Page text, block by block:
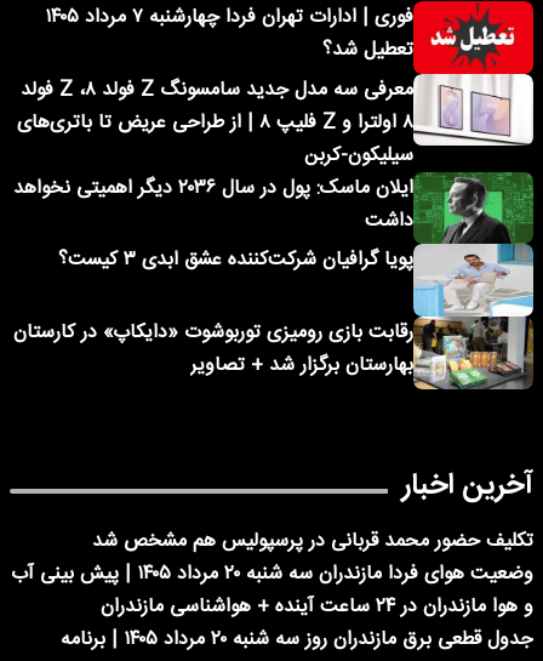
فوری | ادارات تهران فردا چهارشنبه ۷ مرداد ۱۴۰۵
تعطیل شد؟
معرفی سه مدل جدید سامسونگ Z فولد ۸، Z فولد
۸ اولترا و Z فلیپ ۸ | از طراحی عریض تا باتری‌های
سیلیکون-کربن
ایلان ماسک: پول در سال ۲۰۳۶ دیگر اهمیتی نخواهد
داشت
پویا گرافیان شرکت‌کننده عشق ابدی ۳ کیست؟
رقابت بازی رومیزی توربوشوت «دایکاپ» در کارستان
بهارستان برگزار شد + تصاویر
آخرین اخبار
تکلیف حضور محمد قربانی در پرسپولیس هم مشخص شد
وضعیت هوای فردا مازندران سه شنبه ۲۰ مرداد ۱۴۰۵ | پیش بینی آب
و هوا مازندران در ۲۴ ساعت آینده + هواشناسی مازندران
جدول قطعی برق مازندران روز سه شنبه ۲۰ مرداد ۱۴۰۵ | برنامه